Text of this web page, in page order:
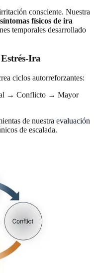
consciente. Nuestra
síntomas físicos de ira
temporales desarrollado
Ira
ciclos autorreforzantes:
→ Conflicto → Mayor
de nuestra evaluación
de escalada.